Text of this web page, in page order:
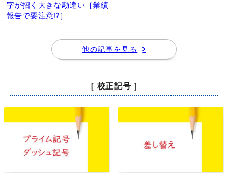
字が招く大きな勘違い［業績
報告で要注意⁉］
他の記事を見る
［ 校正記号 ］